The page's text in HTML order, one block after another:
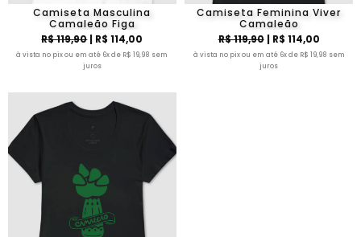
Camiseta Masculina
Camaleão Figa
R$ 119,90| R$ 114,00
à vista no pix ou em até 6x de R$ 19,98 sem
juros
Camiseta Feminina Viver
Camaleão
R$ 119,90| R$ 114,00
à vista no pix ou em até 6x de R$ 19,98 sem
juros